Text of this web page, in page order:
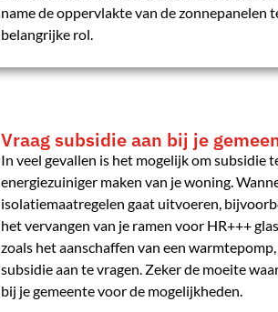
name de oppervlakte van de zonnepanelen
belangrijke rol.
Vraag subsidie aan bij je
In veel gevallen is het mogelijk om subsidie
energiezuiniger maken van je woning.
isolatiemaatregelen gaat uitvoeren,
het vervangen van je ramen voor HR+++
zoals het aanschaffen van een
subsidie aan te vragen. Zeker de moeite
bij je gemeente voor de mogelijkheden.